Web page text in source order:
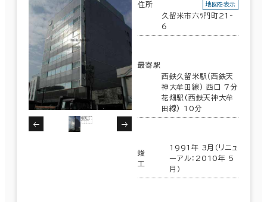
住所
久留米市六ﾂ門町21-
6
地図を表示
最寄駅
西鉄久留米駅(西鉄天
神大牟田線) 西口 7分
花畑駅(西鉄天神大牟
田線) 10分
竣
工
1991年 3月（リニュ
ーアル：2010年 5
月）